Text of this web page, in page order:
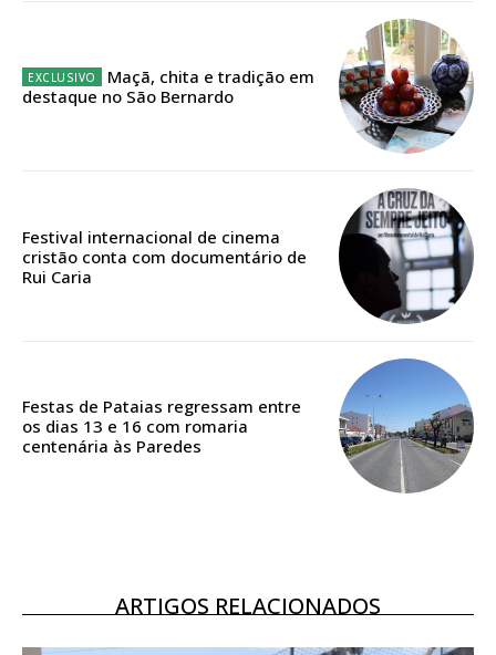
Edição em papel entregue à Quinta-feira em sua
Ofertas para assinatura anual
ASSINATURA
DIGITAL ANUAL
Acesso ao conteúdo online
Maçã, chita e tradição em
destaque no São Bernardo
Festival internacional de cinema
cristão conta com documentário de
Rui Caria
Festas de Pataias regressam entre
os dias 13 e 16 com romaria
centenária às Paredes
ARTIGOS RELACIONADOS